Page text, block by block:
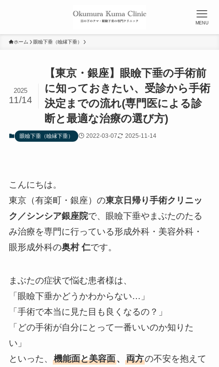
MENU
ホーム 眼瞼下垂（瞼縁下垂）
【東京・銀座】眼瞼下垂の手術前
に知っておきたい、受診から手術
決定までの流れ(専門医による診
断と最適な治療の選び方)
2025
11/14
眼瞼下垂（瞼縁下垂） 2022-03-07 2025-11-14
こんにちは。
東京（有楽町・銀座）の東京日帰り手術クリニッ
ク／シンシア銀座院で、眼瞼下垂やまぶたのたる
み治療を専門に行っている形成外科・美容外科・
眼形成外科の奥村 仁です。
まぶたの症状で悩む患者様は、
「眼瞼下垂かどうかわからない…」
「手術で本当に見た目も良くなるの？」
「どの手術が自分にとって一番いいのか知りた
い」
といった、 機能面と美容面、 両方の不安を抱えて